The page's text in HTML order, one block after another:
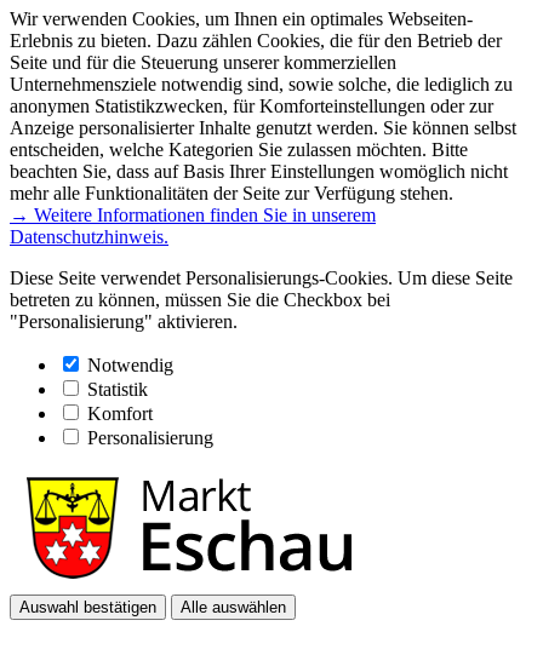
Wir verwenden Cookies, um Ihnen ein optimales Webseiten-
Erlebnis zu bieten. Dazu zählen Cookies, die für den Betrieb der
Seite und für die Steuerung unserer kommerziellen
Unternehmensziele notwendig sind, sowie solche, die lediglich zu
anonymen Statistikzwecken, für Komforteinstellungen oder zur
Anzeige personalisierter Inhalte genutzt werden. Sie können selbst
entscheiden, welche Kategorien Sie zulassen möchten. Bitte
beachten Sie, dass auf Basis Ihrer Einstellungen womöglich nicht
mehr alle Funktionalitäten der Seite zur Verfügung stehen.
→ Weitere Informationen finden Sie in unserem
Datenschutzhinweis.
Diese Seite verwendet Personalisierungs-Cookies. Um diese Seite
betreten zu können, müssen Sie die Checkbox bei
"Personalisierung" aktivieren.
Notwendig
Statistik
Komfort
Personalisierung
Auswahl bestätigen Alle auswählen